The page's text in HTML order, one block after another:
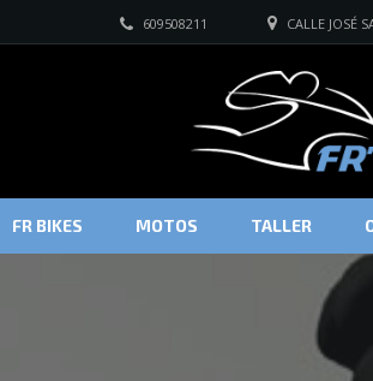
CALLE JOSÉ
609508211
FR BIKES MOTOS TALLER